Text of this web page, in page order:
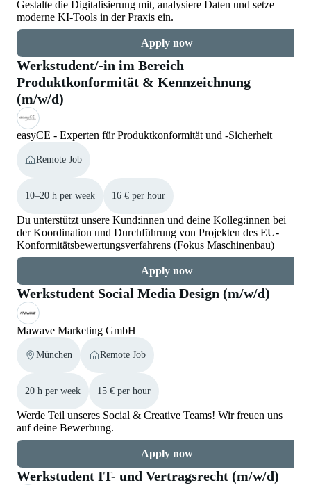
Gestalte die Digitalisierung mit, analysiere Daten und setze
moderne KI-Tools in der Praxis ein.
Apply now
Werkstudent/-in im Bereich
Produktkonformität & Kennzeichnung
(m/w/d)
easyCE - Experten für Produktkonformität und -Sicherheit
Remote Job
10–20 h per week 16 € per hour
Du unterstützt unsere Kund:innen und deine Kolleg:innen bei
der Koordination und Durchführung von Projekten des EU-
Konformitätsbewertungsverfahrens (Fokus Maschinenbau)
Apply now
Werkstudent Social Media Design (m/w/d)
Mawave Marketing GmbH
München Remote Job
20 h per week 15 € per hour
Werde Teil unseres Social & Creative Teams! Wir freuen uns
auf deine Bewerbung.
Apply now
Werkstudent IT- und Vertragsrecht (m/w/d)